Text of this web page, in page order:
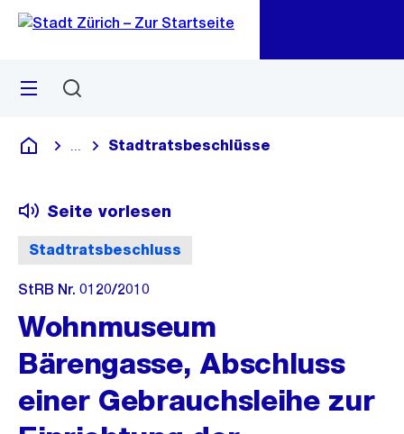
Navigation
Sprunglink
Menü
Deutsch
Blende alle Breadcrumbs ein
Stadtratsbeschlüsse
Stadtratsbeschluss
Seite vorlesen
StRB Nr. 0120/2010
Wohnmuseum
Bärengasse, Abschluss
einer Gebrauchsleihe zur